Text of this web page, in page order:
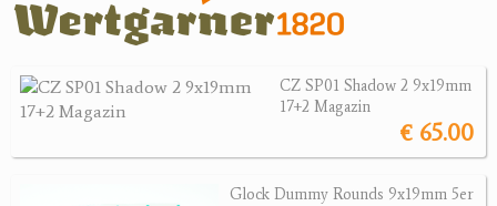
CZ SP01 Shadow 2 9x19mm
17+2 Magazin
€ 65.00
Glock Dummy Rounds 9x19mm 5er